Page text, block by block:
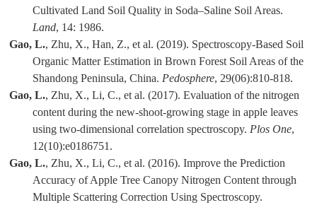
Cultivated Land Soil Quality in Soda–Saline Soil Areas.
Land, 14: 1986.
Gao, L., Zhu, X., Han, Z., et al. (2019). Spectroscopy-Based Soil
Organic Matter Estimation in Brown Forest Soil Areas of the
Shandong Peninsula, China. Pedosphere, 29(06):810-818.
Gao, L., Zhu, X., Li, C., et al. (2017). Evaluation of the nitrogen
content during the new-shoot-growing stage in apple leaves
using two-dimensional correlation spectroscopy. Plos One,
12(10):e0186751.
Gao, L., Zhu, X., Li, C., et al. (2016). Improve the Prediction
Accuracy of Apple Tree Canopy Nitrogen Content through
Multiple Scattering Correction Using Spectroscopy.